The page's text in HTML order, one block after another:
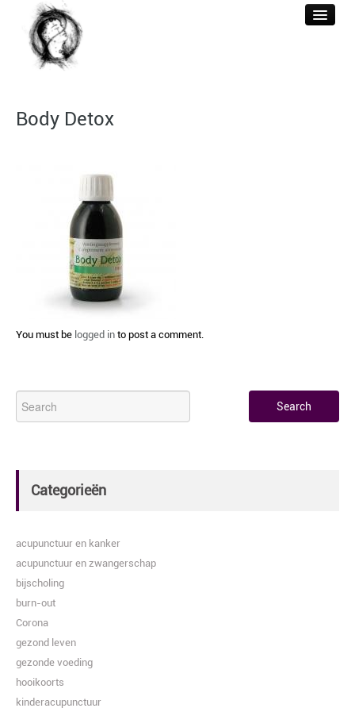
ACUPUNCTUUR
REFERENTIES
BERICHTEN
CONTACT & TARIEF
Body Detox
You must be logged in to post a comment.
Categorieën
acupunctuur en kanker
acupunctuur en zwangerschap
bijscholing
burn-out
Corona
gezond leven
gezonde voeding
hooikoorts
kinderacupunctuur